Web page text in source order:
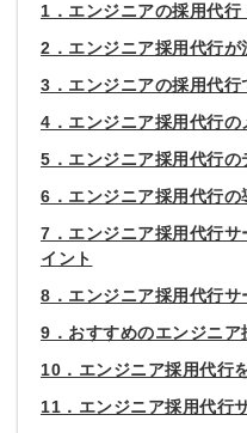
1．エンジニアの採用代行
2．エンジニア採用代行が
3．エンジニアの採用代行
4．エンジニア採用代行の
5．エンジニア採用代行の
6．エンジニア採用代行
7．エンジニア採用代行
イント
8．エンジニア採用代行
9．おすすめのエンジニ
10．エンジニア採用代行
11．エンジニア採用代行